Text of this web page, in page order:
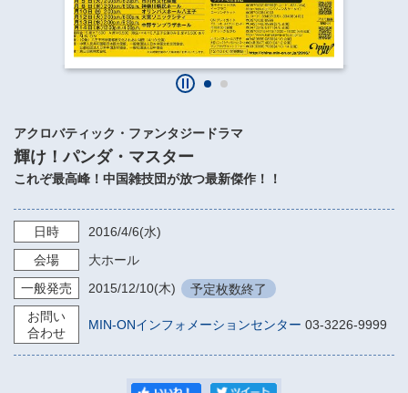
アクロバティック・ファンタジードラマ
輝け！パンダ・マスター
これぞ最高峰！中国雑技団が放つ最新傑作！！
日時 2016/4/6(水)
会場
大ホール
一般発売
2015/12/10(木)
予定枚数終了
お問い
合わせ
MIN-ONインフォメーションセンター 03-3226-9999